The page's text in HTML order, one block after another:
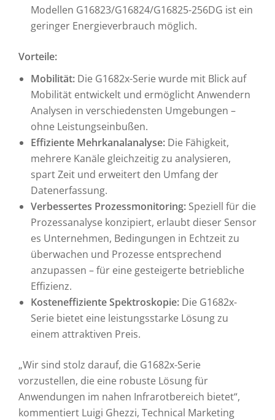
Modellen G16823/G16824/G16825-256DG ist ein
geringer Energieverbrauch möglich.
Vorteile:
Mobilität: Die G1682x-Serie wurde mit Blick auf
Mobilität entwickelt und ermöglicht Anwendern
Analysen in verschiedensten Umgebungen –
ohne Leistungseinbußen.
Effiziente Mehrkanalanalyse: Die Fähigkeit,
mehrere Kanäle gleichzeitig zu analysieren,
spart Zeit und erweitert den Umfang der
Datenerfassung.
Verbessertes Prozessmonitoring: Speziell für die
Prozessanalyse konzipiert, erlaubt dieser Sensor
es Unternehmen, Bedingungen in Echtzeit zu
überwachen und Prozesse entsprechend
anzupassen – für eine gesteigerte betriebliche
Effizienz.
Kosteneffiziente Spektroskopie: Die G1682x-
Serie bietet eine leistungsstarke Lösung zu
einem attraktiven Preis.
„Wir sind stolz darauf, die G1682x-Serie
vorzustellen, die eine robuste Lösung für
Anwendungen im nahen Infrarotbereich bietet“,
kommentiert Luigi Ghezzi, Technical Marketing